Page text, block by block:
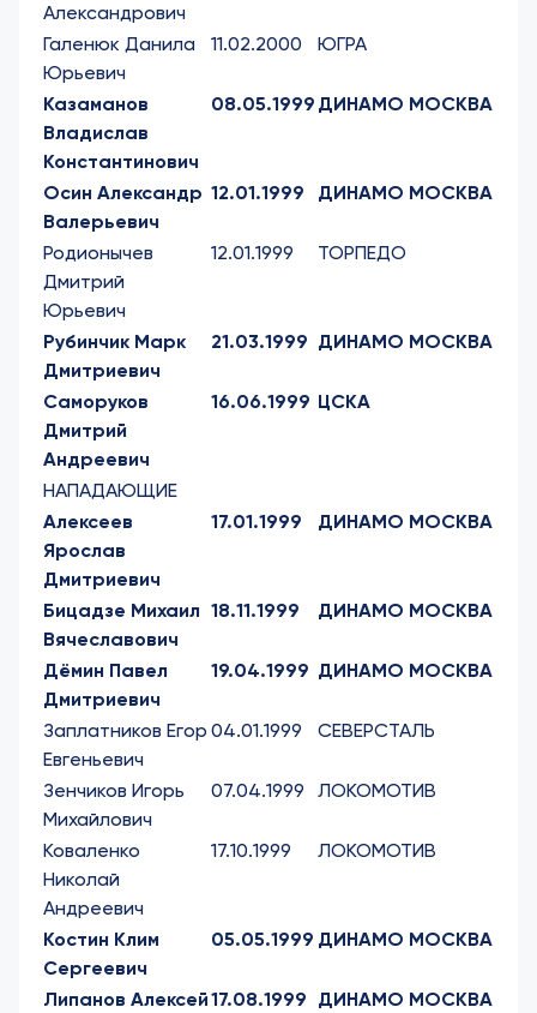
Александрович
Галенюк Данила
Юрьевич
11.02.2000 ЮГРА
Казаманов
Владислав
Константинович
08.05.1999 ДИНАМО МОСКВА
Осин Александр
Валерьевич
12.01.1999 ДИНАМО МОСКВА
Родионычев
Дмитрий
Юрьевич
12.01.1999 ТОРПЕДО
Рубинчик Марк
Дмитриевич
21.03.1999 ДИНАМО МОСКВА
Саморуков
Дмитрий
Андреевич
16.06.1999 ЦСКА
НАПАДАЮЩИЕ
Алексеев
Ярослав
Дмитриевич
17.01.1999 ДИНАМО МОСКВА
Бицадзе Михаил
Вячеславович
18.11.1999 ДИНАМО МОСКВА
Дёмин Павел
Дмитриевич
19.04.1999 ДИНАМО МОСКВА
Заплатников Егор
Евгеньевич
04.01.1999 СЕВЕРСТАЛЬ
Зенчиков Игорь
Михайлович
07.04.1999 ЛОКОМОТИВ
Коваленко
Николай
Андреевич
17.10.1999 ЛОКОМОТИВ
Костин Клим
Сергеевич
05.05.1999 ДИНАМО МОСКВА
Липанов Алексей17.08.1999 ДИНАМО МОСКВА